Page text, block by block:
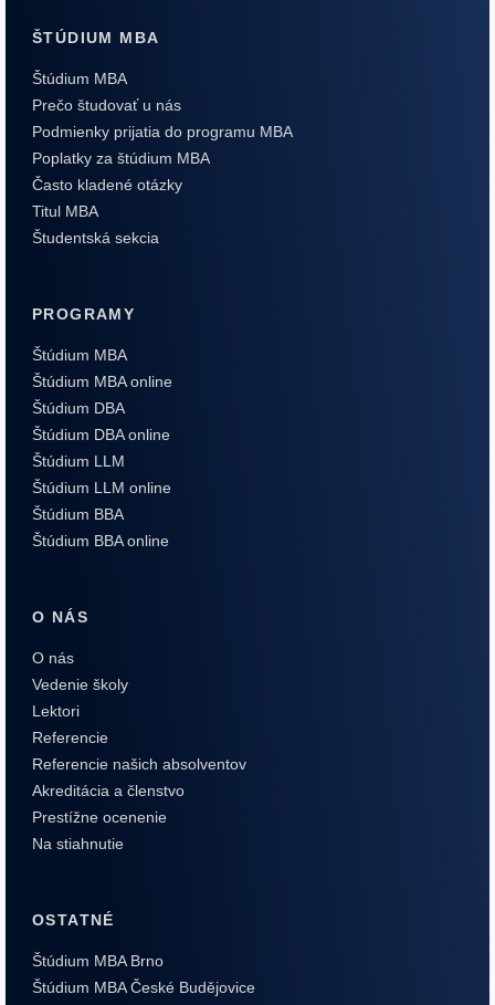
ŠTÚDIUM MBA
Štúdium MBA
Prečo študovať u nás
Podmienky prijatia do programu MBA
Poplatky za štúdium MBA
Často kladené otázky
Titul MBA
Študentská sekcia
PROGRAMY
Štúdium MBA
Štúdium MBA online
Štúdium DBA
Štúdium DBA online
Štúdium LLM
Štúdium LLM online
Štúdium BBA
Štúdium BBA online
O NÁS
O nás
Vedenie školy
Lektori
Referencie
Referencie našich absolventov
Akreditácia a členstvo
Prestížne ocenenie
Na stiahnutie
OSTATNÉ
Štúdium MBA Brno
Štúdium MBA České Budějovice